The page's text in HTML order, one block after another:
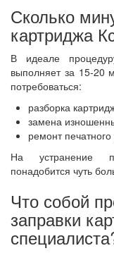
Сколько
картриджа
В идеале
выполняет за 15-20
потребоваться:
разборка
замена
ремонт печатного
На устранение
понадобится чуть
Что собой
заправки